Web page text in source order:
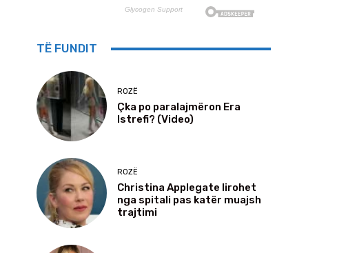
TË FUNDIT
ROZË
Çka po paralajmëron Era
Istrefi? (Video)
ROZË
Christina Applegate lirohet
nga spitali pas katër muajsh
trajtimi